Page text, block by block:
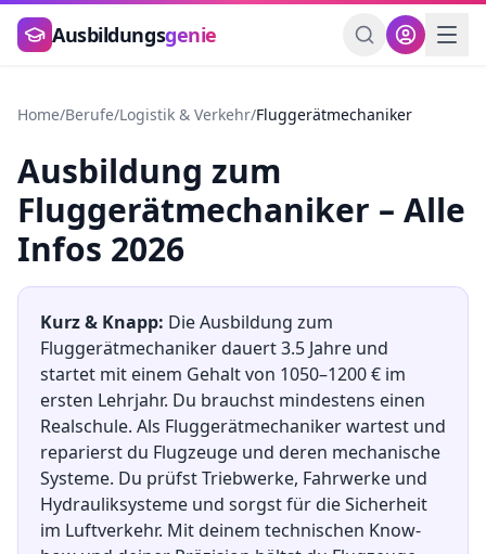
Zum Hauptinhalt springen
Ausbildungsgenie
Home/Berufe/Logistik & Verkehr/Fluggerätmechaniker
Ausbildung zum
Fluggerätmechaniker – Alle
Infos 2026
Kurz & Knapp: Die Ausbildung zum
Fluggerätmechanikerdauert3.5 Jahre und
startet mit einem Gehalt von 1050–1200€ im
ersten Lehrjahr. Du brauchst mindestens einen
Realschule. Als Fluggerätmechaniker wartest und
reparierst du Flugzeuge und deren mechanische
Systeme. Du prüfst Triebwerke, Fahrwerke und
Hydrauliksysteme und sorgst für die Sicherheit
im Luftverkehr. Mit deinem technischen Know-